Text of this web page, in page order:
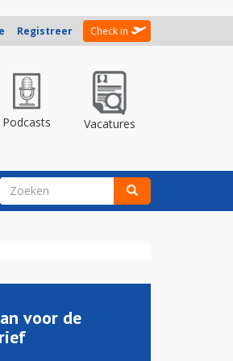
Registreer Check in
Podcasts Vacatures
ZOEKVELD
voor de